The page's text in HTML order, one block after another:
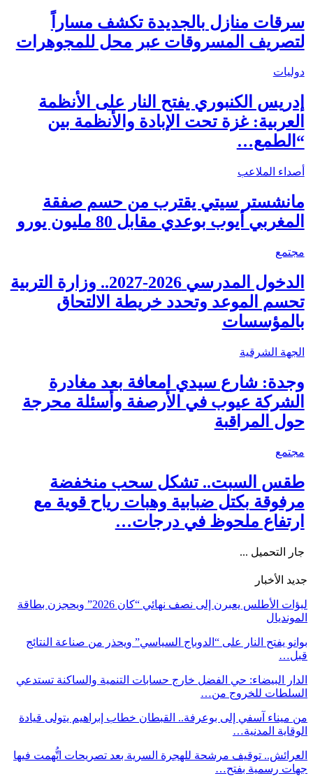
سرقات منازل بالجديدة تكشف مساراً
لتصريف المسروقات عبر محل للمجوهرات
دوليات
إدريس الكنبوري يفتح النار على الأنظمة
العربية: غزة تحت الإبادة والأنظمة بين
“الطمع…
أصداء الملاعب
مانشستر سيتي يقترب من حسم صفقة
المغربي أيوب بوعدي مقابل 80 مليون يورو
مجتمع
الدخول المدرسي 2026-2027.. وزارة التربية
تحسم الموعد وتحدد خريطة الالتحاق
بالمؤسسات
الجهة الشرقية
وجدة: شارع سيدي امعافة بعد مغادرة
الشركة عيوب في الأرصفة وأسئلة محرجة
حول المراقبة
مجتمع
طقس السبت.. تشكل سحب منخفضة
مرفوقة بكتل ضبابية وهبات رياح قوية مع
ارتفاع ملحوظ في درجات…
جار التحميل ...
جديد الأخبار
لبؤات الأطلس يعبرن إلى نصف نهائي “كان 2026” ويحجزن بطاقة
المونديال
بوانو يفتح النار على “الدوباج السياسي” ويحذر من صناعة النتائج
قبل…
الدار البيضاء: حي الفضل خارج حسابات التنمية والساكنة تستدعي
السلطات للخروج من…
من ميناء آسفي إلى بوعرفة.. القبطان خطاب إبراهيم يتولى قيادة
الوقاية المدنية…
العرائش.. توقيف مرشحة للهجرة السرية بعد تصريحات اتُّهمت فيها
جهات رسمية بفتح…